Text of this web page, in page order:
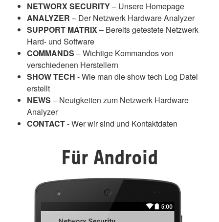
NETWORX SECURITY– Unsere Homepage
ANALYZER – Der Netzwerk Hardware Analyzer
SUPPORT MATRIX– Bereits getestete Netzwerk
Hard- und Software
COMMANDS – Wichtige Kommandos von
verschiedenen Herstellern
SHOW TECH - Wie man die show tech Log Datei
erstellt
NEWS – Neuigkeiten zum Netzwerk Hardware
Analyzer
CONTACT- Wer wir sind und Kontaktdaten
Für Android